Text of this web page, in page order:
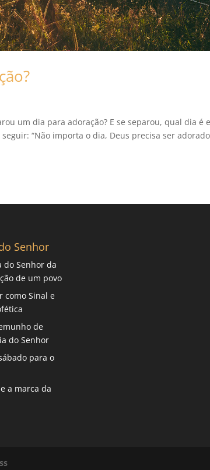
um dia para adoração? E se separou, qual dia é
“Não importa o dia, Deus precisa ser
Senhor
do Senhor da
de um povo
como Sinal e
de
do Senhor
para o
a marca da